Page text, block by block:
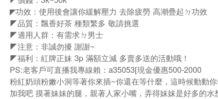
◤功效：使用後會讓你緩解壓力 去除疲勞 高潮疊起ㄉ功效
◤品質：飄香好茶 種類繁多 敬請挑選
◤適用人群：有需求ㄉ男士
◤注意：非誠勿擾 謝謝~
◤福利：紅牌正妹 3p 滿額立減 多賣多送的活動哦！
PS:老客戶可直播我專線賴：a35053[現金優惠500-2000
粉紅奶頭粉嫩小洞等著你來插~你還在等什麼，這時候動動
加我吧 摸著妹妹的腿，親著人家小嘴，弄得妹妹是好多的水